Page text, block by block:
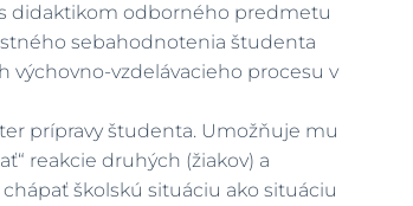
didaktikom odborného predmetu
sebahodnotenia študenta
výchovno-vzdelávacieho procesu v
prípravy študenta. Umožňuje mu
reakcie druhých (žiakov) a
školskú situáciu ako situáciu